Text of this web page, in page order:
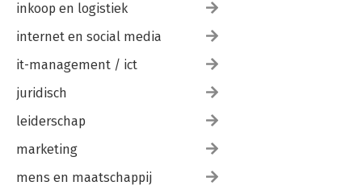
inkoop en logistiek
internet en social media
it-management / ict
juridisch
leiderschap
marketing
mens en maatschappij